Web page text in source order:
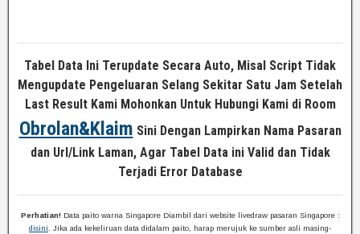
Tabel Data Ini Terupdate Secara Auto, Misal Script Tidak
Mengupdate Pengeluaran Selang Sekitar Satu Jam Setelah
Last Result Kami Mohonkan Untuk Hubungi Kami di Room
Obrolan&Klaim Sini Dengan Lampirkan Nama Pasaran
dan Url/Link Laman, Agar Tabel Data ini Valid dan Tidak
Terjadi Error Database
Perhatian! Data paito warna Singapore Diambil dari website livedraw pasaran Singapore :
disini . Jika ada kekeliruan data didalam paito, harap merujuk ke sumber asli masing-